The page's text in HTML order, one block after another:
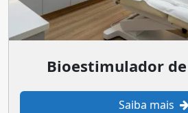
Bioestimulador
Saiba mais